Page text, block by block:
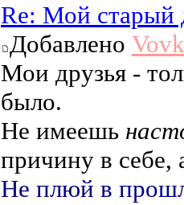
Re: Мой старый
Добавлено
Мои друзья -
было.
Не имеешь
причину в себе,
Не плюй в